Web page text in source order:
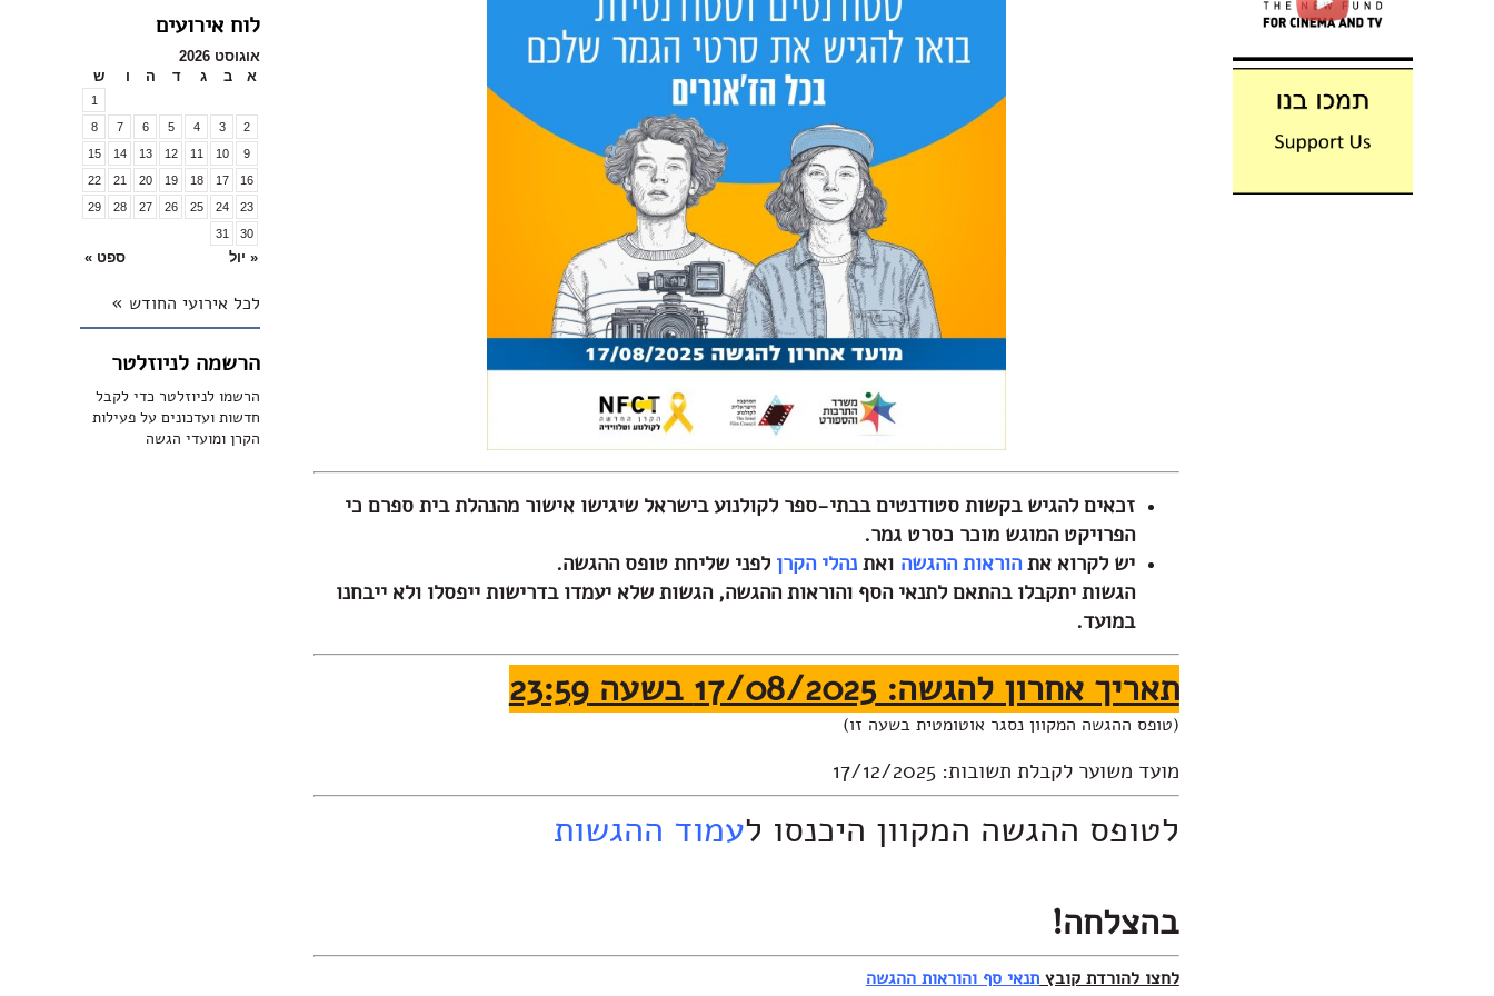
לוח אירועים
אוגוסט 2026
א
ב ג ד ה ו ש
1
2
3
4
5
6
7
8
9
10
11
12
13
14
15
16
17
18
19
20
21
22
23
24
25
26
27
28
29
30
31
« יול ספט »
לכל אירועי החודש »
הרשמה לניוזלטר
הרשמו לניוזלטר כדי לקבל
חדשות ועדכונים על פעילות
הקרן ומועדי הגשה
זכאים להגיש בקשות סטודנטים בבתי-ספר לקולנוע בישראל שיגישו אישור מהנהלת בית ספרם כי
הפרויקט המוגש מוכר כסרט גמר.
יש לקרוא אתהוראות ההגשה ואתנהלי הקרן לפני שליחת טופס ההגשה.
הגשות יתקבלו בהתאם לתנאי הסף והוראות ההגשה, הגשות שלא יעמדו בדרישות ייפסלו ולא ייבחנו
במועד.
תאריך אחרון להגשה: 17/08/2025 בשעה 23:59
(טופס ההגשה המקוון נסגר אוטומטית בשעה זו)
מועד משוער לקבלת תשובות: 17/12/2025
לטופס ההגשה המקוון היכנסו לעמוד ההגשות
בהצלחה!
לחצו להורדת קובץתנאי סף והוראות ההגשה